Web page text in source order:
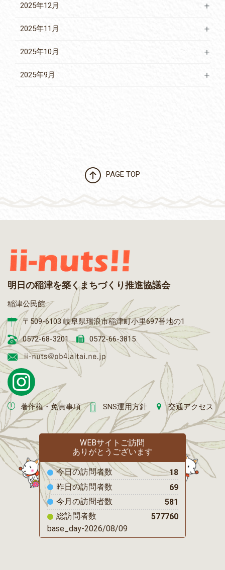
2025年12月
2025年11月
2025年10月
2025年9月
PAGE TOP
明日の稲津を築くまちづくり推進協議会
稲津公民館
〒509-6103 岐阜県瑞浪市稲津町小里697番地の1
0572-68-3201
0572-66-3815
著作権・免責事項 SNS運用方針 交通アクセス
WEBサイトご訪問
ありがとうございます